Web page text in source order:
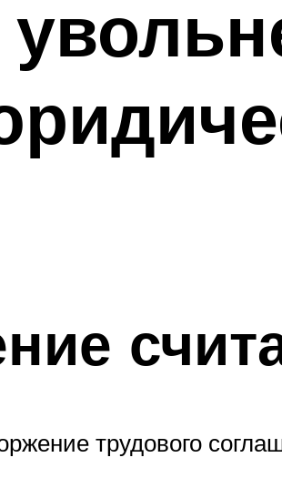
трудового